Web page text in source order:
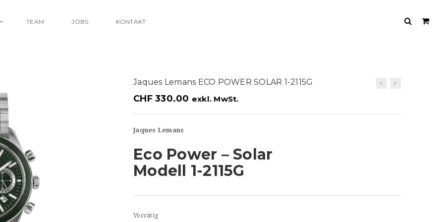
TEAM JOBS KONTAKT
Jaques Lemans ECO POWER SOLAR 1-2115G
CHF330.00 exkl. MwSt.
Jaques Lemans
Eco Power – Solar
Modell 1-2115G
Vorrätig